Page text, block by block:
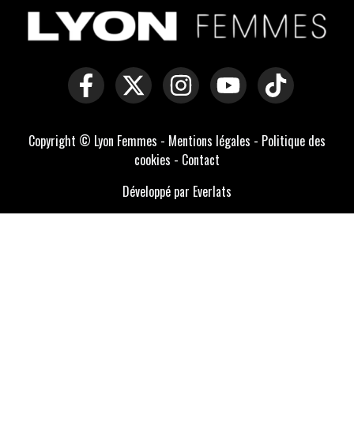
Copyright © Lyon Femmes - Mentions légales - Politique des
cookies - Contact
Développé par Everlats